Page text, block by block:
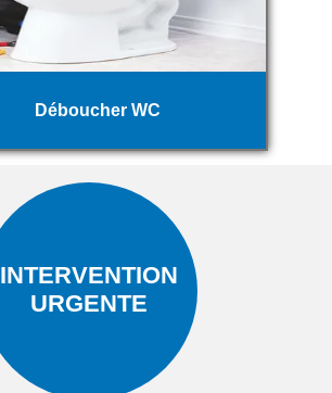
Déboucher WC
INTERVENTION
URGENTE